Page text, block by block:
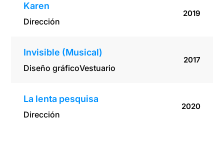
Karen
Dirección
2019
Invisible (Musical)
Diseño gráficoVestuario
2017
La lenta pesquisa
Dirección
2020